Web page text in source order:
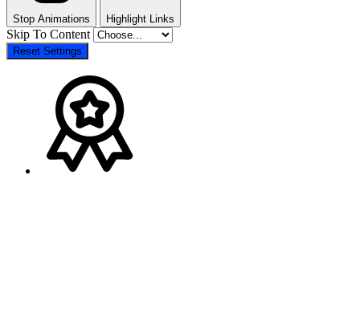
Stop Animations Highlight Links
Skip To Content
Reset Settings